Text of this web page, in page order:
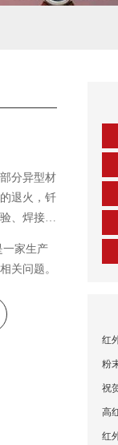
红
粉
红
分异型材
退火，钎
、焊接前
一家生产
关问题。